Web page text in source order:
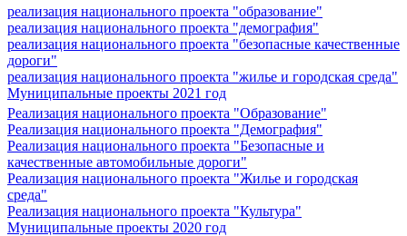
реализация национального проекта "образование"
реализация национального проекта "демография"
реализация национального проекта "безопасные качественные
дороги"
реализация национального проекта "жилье и городская среда"
Муниципальные проекты 2021 год
Реализация национального проекта "Образование"
Реализация национального проекта "Демография"
Реализация национального проекта "Безопасные и
качественные автомобильные дороги"
Реализация национального проекта "Жилье и городская
среда"
Реализация национального проекта "Культура"
Муниципальные проекты 2020 год